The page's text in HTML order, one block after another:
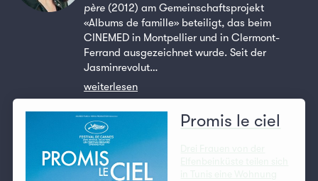
père (2012) am Gemeinschaftsprojekt
«Albums de famille» beteiligt, das beim
CINEMED in Montpellier und in Clermont-
Ferrand ausgezeichnet wurde. Seit der
Jasminrevolut…
weiterlesen
Promis le ciel